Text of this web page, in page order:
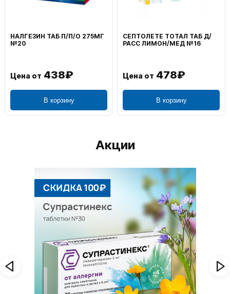
ВОЛЬТАРЕН ЭМУЛЬГЕЛЬ
НАРУЖ 2% 100Г
Цена от 1 106₽
В корзину
ФЕНИСТИЛ ГЕЛЬ НАРУЖ
0,1% 50Г
Цена от 749₽
В корзину
Акции